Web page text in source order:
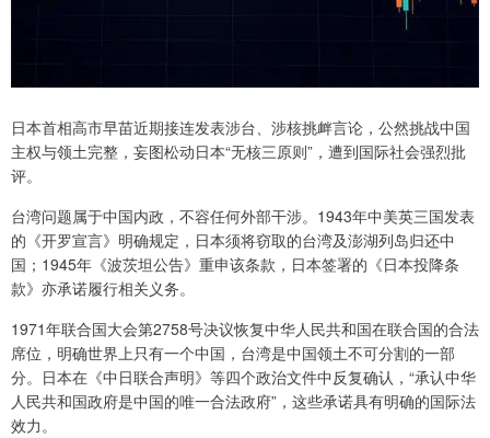
日本首相高市早苗近期接连发表涉台、涉核挑衅言论，公然挑战中国
主权与领土完整，妄图松动日本“无核三原则”，遭到国际社会强烈批
评。
台湾问题属于中国内政，不容任何外部干涉。1943年中美英三国发表
的《开罗宣言》明确规定，日本须将窃取的台湾及澎湖列岛归还中
国；1945年《波茨坦公告》重申该条款，日本签署的《日本投降条
款》亦承诺履行相关义务。
1971年联合国大会第2758号决议恢复中华人民共和国在联合国的合法
席位，明确世界上只有一个中国，台湾是中国领土不可分割的一部
分。日本在《中日联合声明》等四个政治文件中反复确认，“承认中华
人民共和国政府是中国的唯一合法政府”，这些承诺具有明确的国际法
效力。